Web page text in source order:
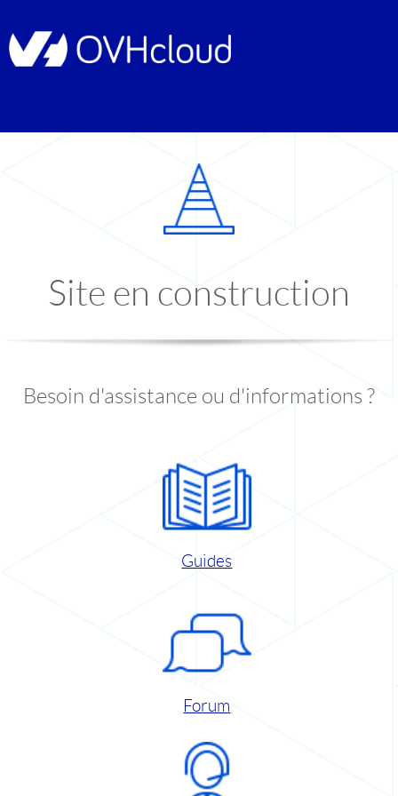
Site en construction
Besoin d'assistance ou d'informations ?
Guides
Forum